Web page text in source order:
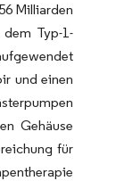
Milliarden
Typ-1-
und einen
Gehäuse
für